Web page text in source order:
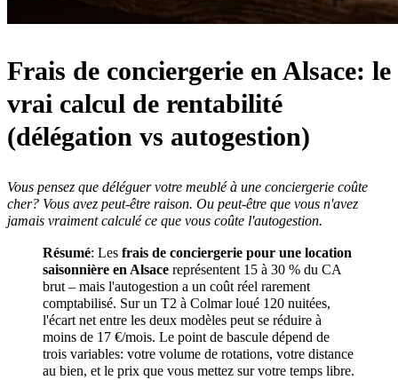
Frais de conciergerie en Alsace: le
vrai calcul de rentabilité
(délégation vs autogestion)
Vous pensez que déléguer votre meublé à une conciergerie coûte
cher? Vous avez peut-être raison. Ou peut-être que vous n'avez
jamais vraiment calculé ce que vous coûte l'autogestion.
Résumé: Les frais de conciergerie pour une location
saisonnière en Alsace représentent 15 à 30 % du CA
brut – mais l'autogestion a un coût réel rarement
comptabilisé. Sur un T2 à Colmar loué 120 nuitées,
l'écart net entre les deux modèles peut se réduire à
moins de 17 €/mois. Le point de bascule dépend de
trois variables: votre volume de rotations, votre distance
au bien, et le prix que vous mettez sur votre temps libre.